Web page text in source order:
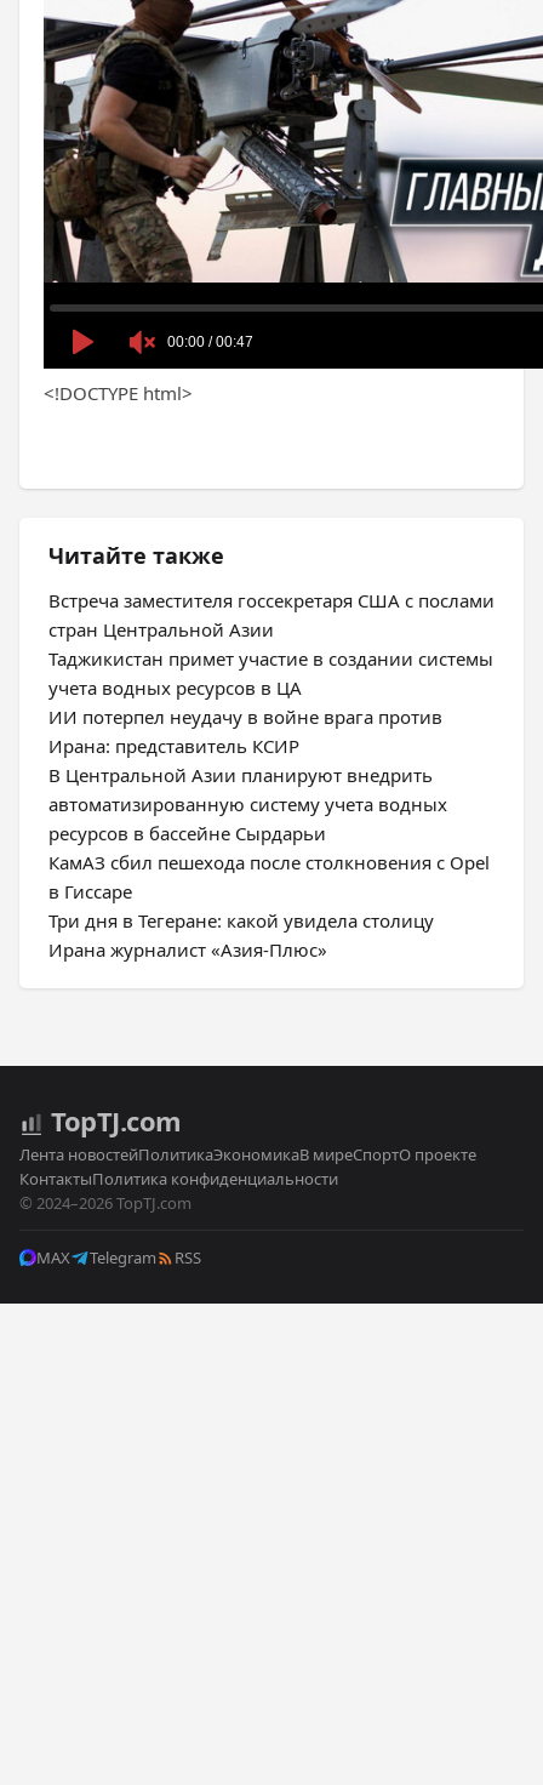
<!DOCTYPE html>
Читайте также
Встреча заместителя госсекретаря США с послами
стран Центральной Азии
Таджикистан примет участие в создании системы
учета водных ресурсов в ЦА
ИИ потерпел неудачу в войне врага против
Ирана: представитель КСИР
В Центральной Азии планируют внедрить
автоматизированную систему учета водных
ресурсов в бассейне Сырдарьи
КамАЗ сбил пешехода после столкновения с Opel
в Гиссаре
Три дня в Тегеране: какой увидела столицу
Ирана журналист «Азия-Плюс»
TopTJ.com
Лента новостейПолитикаЭкономикаВ миреСпортО проекте
КонтактыПолитика конфиденциальности
© 2024–2026 TopTJ.com
MAX Telegram RSS